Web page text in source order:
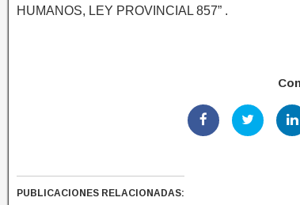
HUMANOS, LEY PROVINCIAL 857” .
PUBLICACIONES RELACIONADAS: